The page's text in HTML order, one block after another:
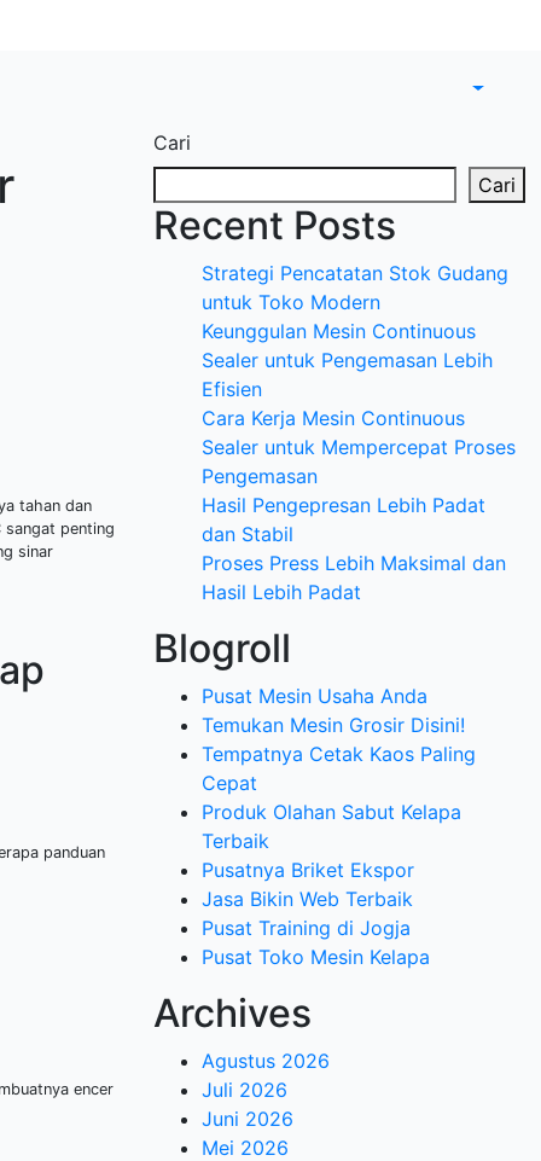
tahan dan
sangat penting
sinar
panduan
encer
Cari
Cari
Recent Posts
Strategi Pencatatan Stok Gudang
untuk Toko Modern
Keunggulan Mesin Continuous
Sealer untuk Pengemasan Lebih
Efisien
Cara Kerja Mesin Continuous
Sealer untuk Mempercepat Proses
Pengemasan
Hasil Pengepresan Lebih Padat
dan Stabil
Proses Press Lebih Maksimal dan
Hasil Lebih Padat
Blogroll
Pusat Mesin Usaha Anda
Temukan Mesin Grosir Disini!
Tempatnya Cetak Kaos Paling
Cepat
Produk Olahan Sabut Kelapa
Terbaik
Pusatnya Briket Ekspor
Jasa Bikin Web Terbaik
Pusat Training di Jogja
Pusat Toko Mesin Kelapa
Archives
Agustus 2026
Juli 2026
Juni 2026
Mei 2026